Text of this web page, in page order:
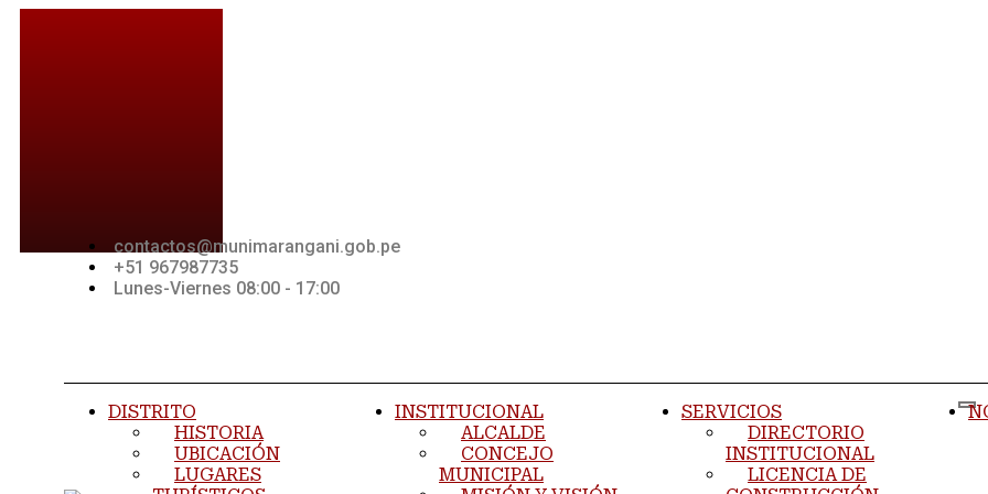
contactos@munimarangani.gob.pe
+51 967987735
Lunes-Viernes 08:00 - 17:00
DISTRITO
HISTORIA
UBICACIÓN
LUGARES
INSTITUCIONAL
ALCALDE
CONCEJO
MUNICIPAL
SERVICIOS
DIRECTORIO
INSTITUCIONAL
LICENCIA DE